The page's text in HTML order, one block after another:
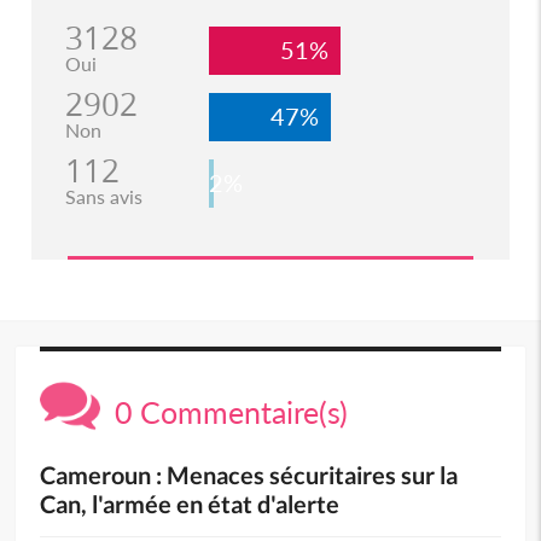
3128
Oui 51%
2902
Non 47%
112
Sans avis 2%
0 Commentaire(s)
Cameroun : Menaces sécuritaires sur la
Can, l'armée en état d'alerte